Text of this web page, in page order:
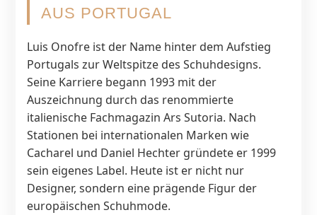
AUS PORTUGAL
Luis Onofre ist der Name hinter dem Aufstieg
Portugals zur Weltspitze des Schuhdesigns.
Seine Karriere begann 1993 mit der
Auszeichnung durch das renommierte
italienische Fachmagazin Ars Sutoria. Nach
Stationen bei internationalen Marken wie
Cacharel und Daniel Hechter gründete er 1999
sein eigenes Label. Heute ist er nicht nur
Designer, sondern eine prägende Figur der
europäischen Schuhmode.